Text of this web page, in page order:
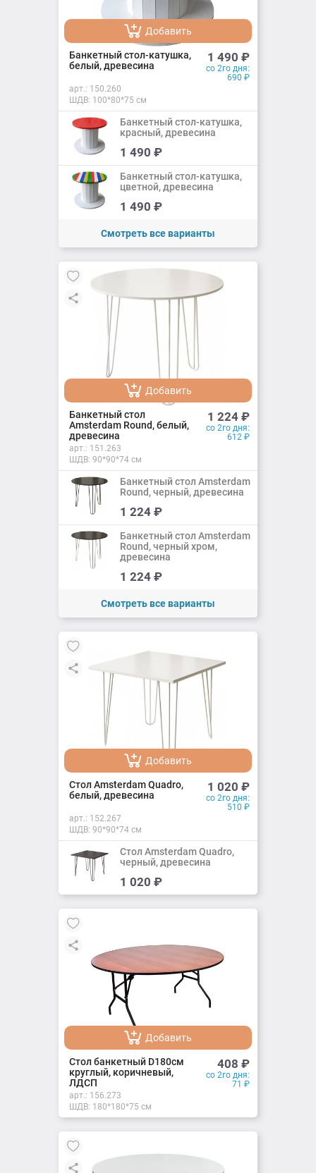
Добавить
Добавлено
Банкетный стол-катушка,
белый, древесина
1 490 ₽
со 2го дня:
690 ₽
арт.: 150.260
ШДВ: 100*80*75 см
Добавить
Добавлено
Банкетный стол-катушка,
красный, древесина
1 490 ₽
Добавить
Банкетный стол-катушка,
цветной, древесина
1 490 ₽
Смотреть все варианты
Добавить
Добавлено
Банкетный стол
Amsterdam Round, белый,
древесина
1 224 ₽
со 2го дня:
612 ₽
арт.: 151.263
ШДВ: 90*90*74 см
Добавить
Добавлено
Банкетный стол Amsterdam
Round, черный, древесина
1 224 ₽
Добавить
Банкетный стол Amsterdam
Round, черный хром,
древесина
1 224 ₽
Смотреть все варианты
Добавить
Добавлено
Стол Amsterdam Quadro,
белый, древесина
1 020 ₽
со 2го дня:
510 ₽
арт.: 152.267
ШДВ: 90*90*74 см
Добавить
Добавлено
Стол Amsterdam Quadro,
черный, древесина
1 020 ₽
Добавить
Добавлено
Стол банкетный D180см
круглый, коричневый,
ЛДСП
408 ₽
со 2го дня:
71 ₽
арт.: 156.273
ШДВ: 180*180*75 см